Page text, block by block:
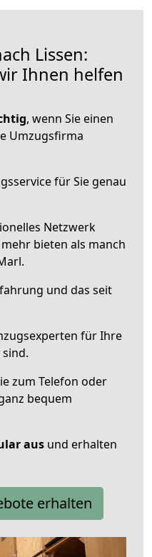
Lissen:
Ihnen helfen
, wenn Sie einen
Umzugsfirma
für Sie genau
Netzwerk
bieten als manch
und das seit
für Ihre
zum Telefon oder
bequem
aus und erhalten
erhalten